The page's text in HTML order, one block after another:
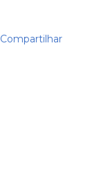
Compartilhar